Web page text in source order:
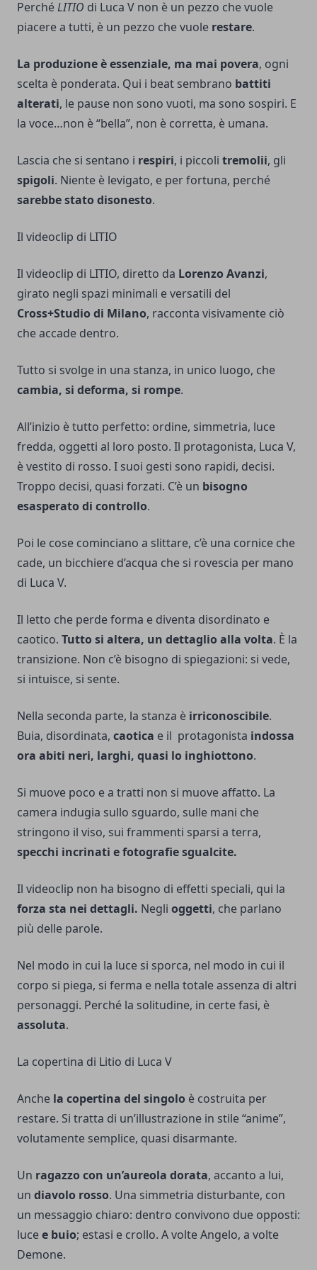
PerchéLITIO di Luca V non è un pezzo che vuole
piacere a tutti, è un pezzo che vuole restare.
La produzione è essenziale, ma mai povera, ogni
scelta è ponderata. Qui i beat sembrano battiti
alterati, le pause non sono vuoti, ma sono sospiri. E
la voce…non è “bella”, non è corretta, è umana.
Lascia che si sentano i respiri, i piccoli tremolii, gli
spigoli. Niente è levigato, e per fortuna, perché
sarebbe stato disonesto.
Il videoclip di LITIO
Il videoclip di LITIO, diretto da Lorenzo Avanzi,
girato negli spazi minimali e versatili del
Cross+Studio di Milano, racconta visivamente ciò
che accade dentro.
Tutto si svolge in una stanza, in unico luogo, che
cambia, si deforma, si rompe.
All’inizio è tutto perfetto: ordine, simmetria, luce
fredda, oggetti al loro posto. Il protagonista, Luca V,
è vestito di rosso. I suoi gesti sono rapidi, decisi.
Troppo decisi, quasi forzati. C’è un bisogno
esasperato di controllo.
Poi le cose cominciano a slittare, c’è una cornice che
cade, un bicchiere d’acqua che si rovescia per mano
di Luca V.
Il letto che perde forma e diventa disordinato e
caotico. Tutto si altera, un dettaglio alla volta. È la
transizione. Non c’è bisogno di spiegazioni: si vede,
si intuisce, si sente.
Nella seconda parte, la stanza è irriconoscibile.
Buia, disordinata, caotica e il protagonista indossa
ora abiti neri, larghi, quasi lo inghiottono.
Si muove poco e a tratti non si muove affatto. La
camera indugia sullo sguardo, sulle mani che
stringono il viso, sui frammenti sparsi a terra,
specchi incrinati e fotografie sgualcite.
Il videoclip non ha bisogno di effetti speciali, qui la
forza sta nei dettagli. Negli oggetti, che parlano
più delle parole.
Nel modo in cui la luce si sporca, nel modo in cui il
corpo si piega, si ferma e nella totale assenza di altri
personaggi. Perché la solitudine, in certe fasi, è
assoluta.
La copertina di Litio di Luca V
Anche la copertina del singolo è costruita per
restare. Si tratta di un’illustrazione in stile “anime”,
volutamente semplice, quasi disarmante.
Un ragazzo con un’aureola dorata, accanto a lui,
un diavolo rosso. Una simmetria disturbante, con
un messaggio chiaro: dentro convivono due opposti:
lucee buio; estasi e crollo. A volte Angelo, a volte
Demone.